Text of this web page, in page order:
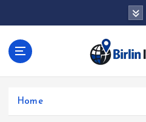
o
Home